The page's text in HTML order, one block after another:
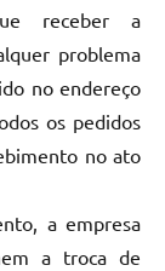
receber a
problema
no endereço
os pedidos
no ato
a empresa
a troca de